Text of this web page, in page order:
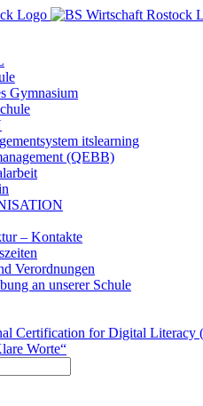
Gymnasium
itslearning
(QEBB)
– Kontakte
Verordnungen
an unserer Schule
Certification for Digital Literacy
Worte“